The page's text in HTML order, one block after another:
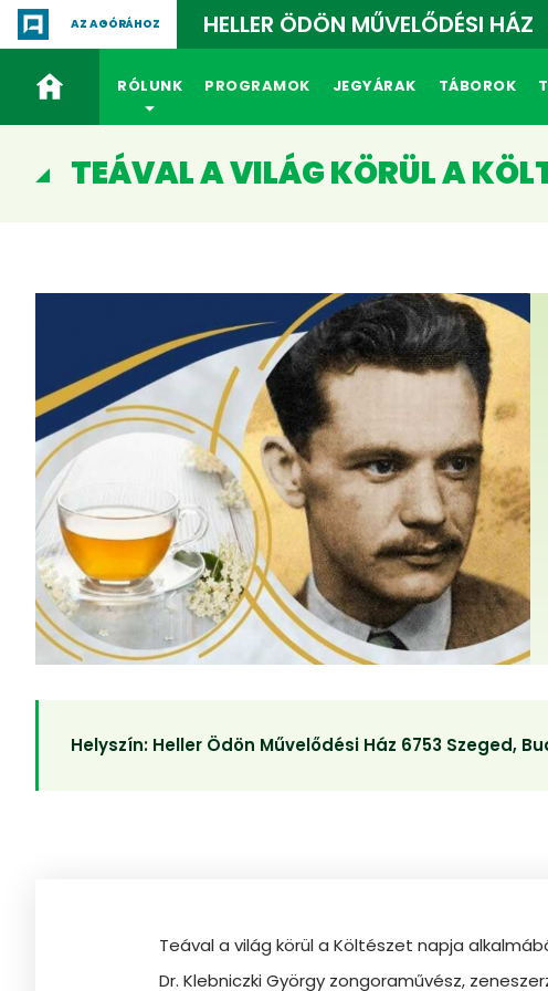
AZ AGÓRÁHOZ HELLER ÖDÖN MŰVELŐDÉSI HÁZ
RÓLUNK PROGRAMOK JEGYÁRAK TÁBOROK
TEÁVAL A VILÁG KÖRÜL A
Helyszín: Heller Ödön Művelődési Ház 6753 Szeged,
Teával a világ körül a Költészet napja
Dr. Klebniczki György zongoraművész,